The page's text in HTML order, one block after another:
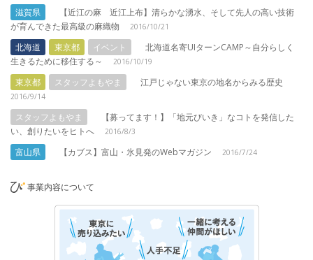
滋賀県
【近江の麻 近江上布】清らかな湧水、そして先人の高い技術
が育んできた最高級の麻織物
2016/10/21
北海道 東京都 イベント
北海道名寄UIターンCAMP～自分らしく
生きるために移住する～
2016/10/19
東京都 スタッフよもやま 江戸じゃない東京の地名からみる歴史
2016/9/14
スタッフよもやま
【募ってます！】「地元びいき」なコトを発信した
い、創りたいをヒトへ
2016/8/3
富山県 【カブス】富山・氷見発のWebマガジン 2016/7/24
事業内容について